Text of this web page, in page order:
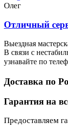
Олег
Отличный
Выездная
В связи с
узнавайте по
Доставка по
Гарантия на
Предоставляем